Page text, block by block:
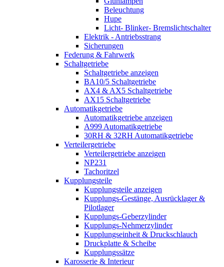
Beleuchtung
Hupe
Licht- Blinker- Bremslichtschalter
Elektrik - Antriebsstrang
Sicherungen
Federung & Fahrwerk
Schaltgetriebe
Schaltgetriebe anzeigen
BA10/5 Schaltgetriebe
AX4 & AX5 Schaltgetriebe
AX15 Schaltgetriebe
Automatikgetriebe
Automatikgetriebe anzeigen
A999 Automatikgetriebe
30RH & 32RH Automatikgetriebe
Verteilergetriebe
Verteilergetriebe anzeigen
NP231
Tachoritzel
Kupplungsteile
Kupplungsteile anzeigen
Kupplungs-Gestänge, Ausrücklager &
Pilotlager
Kupplungs-Geberzylinder
Kupplungs-Nehmerzylinder
Kupplungseinheit & Druckschlauch
Druckplatte & Scheibe
Kupplungssätze
Karosserie & Interieur